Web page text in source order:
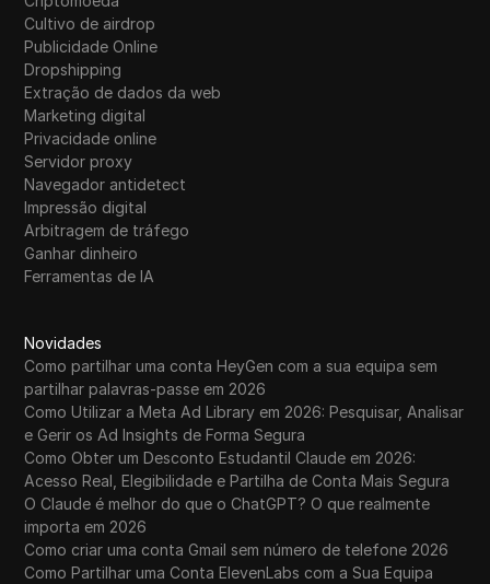
Cultivo de airdrop
Publicidade Online
Dropshipping
Extração de dados da web
Marketing digital
Privacidade online
Servidor proxy
Navegador antidetect
Impressão digital
Arbitragem de tráfego
Ganhar dinheiro
Ferramentas de IA
Novidades
Como partilhar uma conta HeyGen com a sua equipa sem
partilhar palavras-passe em 2026
Como Utilizar a Meta Ad Library em 2026: Pesquisar, Analisar
e Gerir os Ad Insights de Forma Segura
Como Obter um Desconto Estudantil Claude em 2026:
Acesso Real, Elegibilidade e Partilha de Conta Mais Segura
O Claude é melhor do que o ChatGPT? O que realmente
importa em 2026
Como criar uma conta Gmail sem número de telefone 2026
Como Partilhar uma Conta ElevenLabs com a Sua Equipa